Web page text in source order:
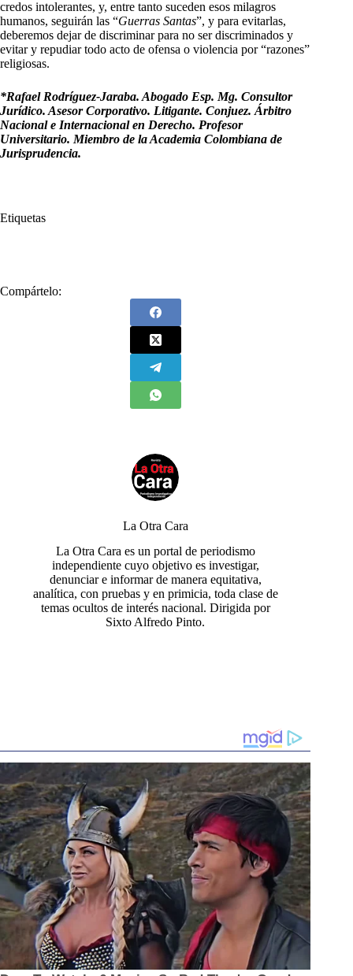
credos intolerantes, y, entre tanto suceden esos milagros
humanos, seguirán las “Guerras Santas”, y para evitarlas,
deberemos dejar de discriminar para no ser discriminados y
evitar y repudiar todo acto de ofensa o violencia por “razones”
religiosas.
*Rafael Rodríguez-Jaraba. Abogado Esp. Mg. Consultor
Jurídico. Asesor Corporativo. Litigante. Conjuez. Árbitro
Nacional e Internacional en Derecho. Profesor
Universitario. Miembro de la Academia Colombiana de
Jurisprudencia.
Etiquetas
Compártelo:
La Otra Cara
La Otra Cara es un portal de periodismo
independiente cuyo objetivo es investigar,
denunciar e informar de manera equitativa,
analítica, con pruebas y en primicia, toda clase de
temas ocultos de interés nacional. Dirigida por
Sixto Alfredo Pinto.